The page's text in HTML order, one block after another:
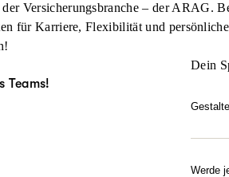
Versicherungsbranche – der ARAG.
für Karriere, Flexibilität und
Teams!
Dein
Werde